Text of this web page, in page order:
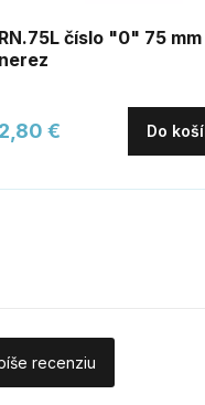
RN.75L číslo "0" 75 mm
nerez
2,80 € Do
recenziu